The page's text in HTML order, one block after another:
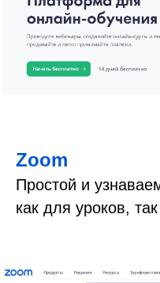
Zoom
Простой и
как для уроков,